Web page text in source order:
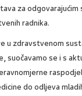
za
radnika.
u zdravstvenom
suočavamo se i s
do odljeva